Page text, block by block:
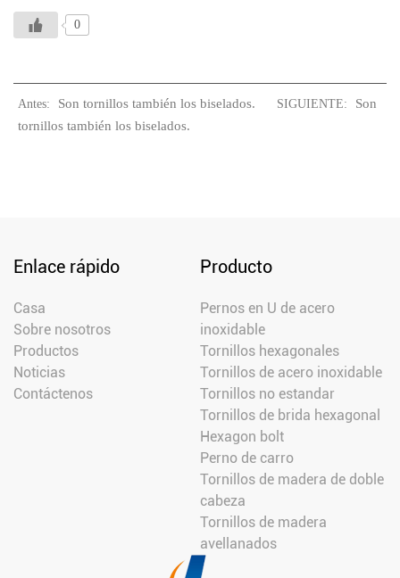
0
Antes: Son tornillos también los biselados. SIGUIENTE:
Son
tornillos también los biselados.
Enlace rápido
Casa
Sobre nosotros
Productos
Noticias
Contáctenos
Producto
Pernos en U de acero
inoxidable
Tornillos hexagonales
Tornillos de acero inoxidable
Tornillos no estandar
Tornillos de brida hexagonal
Hexagon bolt
Perno de carro
Tornillos de madera de doble
cabeza
Tornillos de madera
avellanados